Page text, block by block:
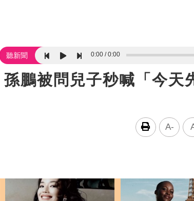
聽新聞 0:00 0:00
鵬被問兒子秒喊「今天
A-